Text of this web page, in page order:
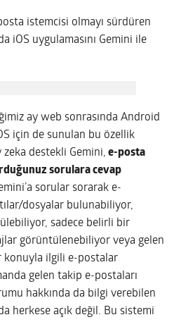
istemcisi olmayı sürdüren
iOS uygulamasını Gemini ile
ay web sonrasında Android
için de sunulan bu özellik
destekli Gemini, e-posta
sorulara cevap
sorular sorarak e-
dosyalar bulunabiliyor,
sadece belirli bir
görüntülenebiliyor veya gelen
konuyla ilgili e-postalar
gelen takip e-postaları
hakkında da bilgi verebilen
herkese açık değil. Bu sistemi